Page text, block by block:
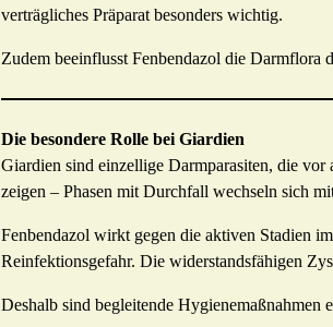
verträgliches Präparat besonders wichtig.
Zudem beeinflusst Fenbendazol die Darmflora
Die besondere Rolle bei Giardien
Giardien sind einzellige Darmparasiten, die
zeigen – Phasen mit Durchfall wechseln sich
Fenbendazol wirkt gegen die aktiven Stadien
Reinfektionsgefahr. Die widerstandsfähigen
Deshalb sind begleitende Hygienemaßnahmen